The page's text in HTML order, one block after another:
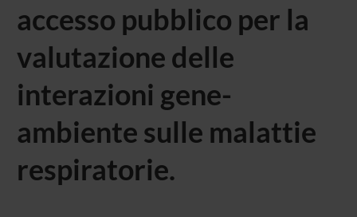
accesso pubblico per la
valutazione delle
interazioni gene-
ambiente sulle malattie
respiratorie.